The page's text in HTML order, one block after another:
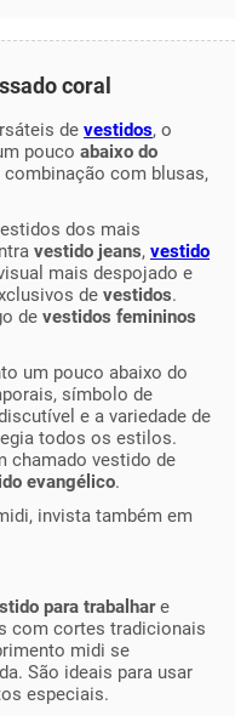
coral
de vestidos, o
pouco abaixo do
com blusas,
dos mais
vestido jeans, vestido
mais despojado e
de vestidos.
de vestidos femininos
um pouco abaixo do
símbolo de
e a variedade de
todos os estilos.
chamado vestido de
evangélico.
invista também em
para trabalhare
com cortes tradicionais
midi se
São ideais para usar
especiais.